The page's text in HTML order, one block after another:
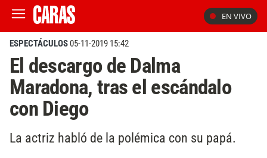
EN VIVO
ESPECTÁCULOS05-11-2019 15:42
El descargo de Dalma
Maradona, tras el escándalo
con Diego
La actriz habló de la polémica con su papá.